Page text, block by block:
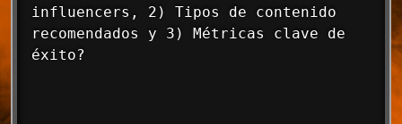
influencers, 2) Tipos de contenido
recomendados y 3) Métricas clave de
éxito?